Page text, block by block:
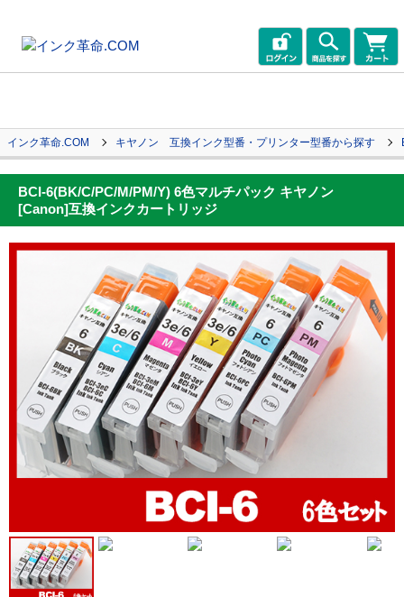
インク革命.COM キヤノン 互換インク型番・プリンター型番から探す
BCI-6(BK/C/PC/M/PM/Y) 6色マルチパック キヤノン
[Canon]互換インクカートリッジ